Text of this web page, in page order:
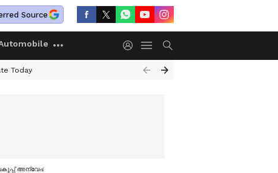
Source
Today
അന്വേഷണം തുടരും